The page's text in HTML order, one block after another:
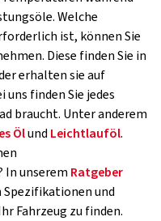
Welche
ist, können Sie
Diese finden Sie in
erhalten sie auf
finden Sie jedes
braucht. Unter anderem
Ölund Leichtlauföl.
In unserem Ratgeber
und
Fahrzeug zu finden.